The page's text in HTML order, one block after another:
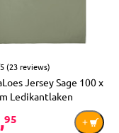
(23 reviews)
Jersey Sage 100 x
Ledikantlaken
95